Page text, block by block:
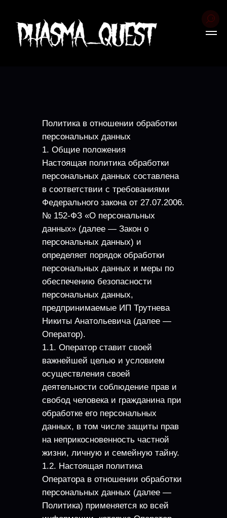
Политика в отношении обработки
персональных данных
1. Общие положения
Настоящая политика обработки
персональных данных составлена
в соответствии с требованиями
Федерального закона от 27.07.2006.
№ 152-ФЗ «О персональных
данных» (далее — Закон о
персональных данных) и
определяет порядок обработки
персональных данных и меры по
обеспечению безопасности
персональных данных,
предпринимаемые ИП Трутнева
Никиты Анатольевича (далее —
Оператор).
1.1. Оператор ставит своей
важнейшей целью и условием
осуществления своей
деятельности соблюдение прав и
свобод человека и гражданина при
обработке его персональных
данных, в том числе защиты прав
на неприкосновенность частной
жизни, личную и семейную тайну.
1.2. Настоящая политика
Оператора в отношении обработки
персональных данных (далее —
Политика) применяется ко всей